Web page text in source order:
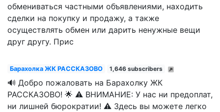
обмениваться частными объявлениями, находить
сделки на покупку и продажу, а также
осуществлять обмен или дарить ненужные вещи
друг другу. Прис
Барахолка ЖК РАССКАЗОВО 1,646 subscribers
🔊 Добро пожаловать на Барахолку ЖК
РАССКАЗОВО! 🌟 ⚠️ ВНИМАНИЕ: У нас ни предоплат,
ни лишней бюрократии! ⚠️ Здесь вы можете легко